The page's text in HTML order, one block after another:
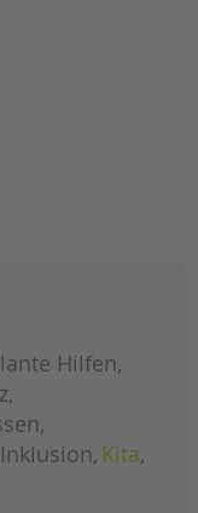
Hilfen
Inklusion Kita